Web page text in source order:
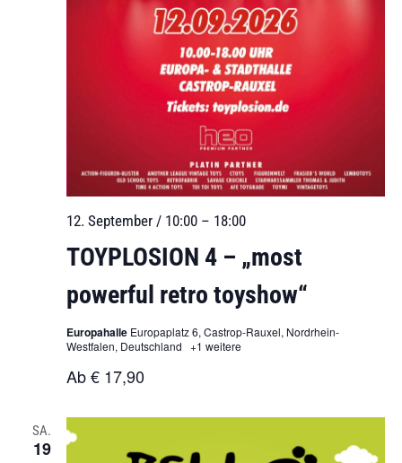
TOYPLOSION 4 – „most
powerful retro toyshow“
12. September / 10:00– 18:00
Europahalle Europaplatz 6, Castrop-Rauxel, Nordrhein-
Westfalen, Deutschland +1 weitere
Ab € 17,90
SA.
19